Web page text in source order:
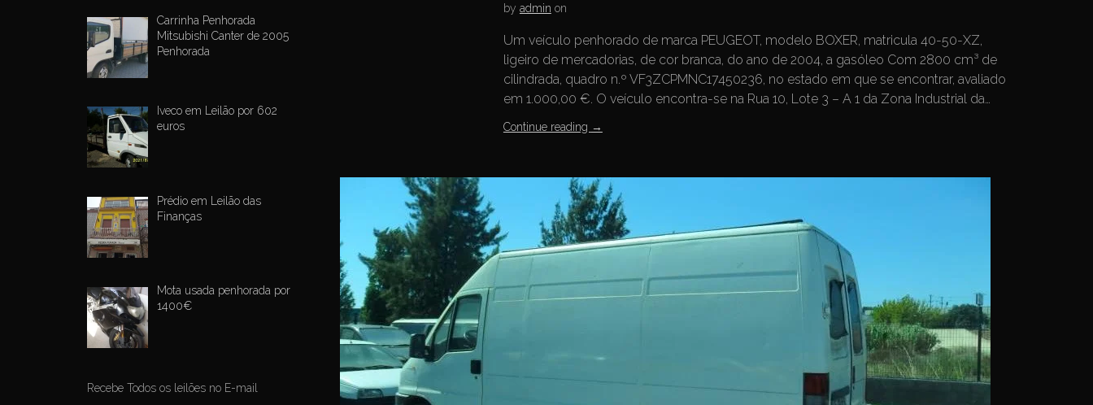
by admin on
Um veículo penhorado de marca PEUGEOT, modelo BOXER, matricula 40-50-XZ,
ligeiro de mercadorias, de cor branca, do ano de 2004, a gasóleo Com 2800 cm³ de
cilindrada, quadro n.º VF3ZCPMNC17450236, no estado em que se encontrar, avaliado
em 1.000,00 €. O veículo encontra-se na Rua 10, Lote 3 – A 1 da Zona Industrial da…
Continue reading →
Carrinha Penhorada
Mitsubishi Canter de 2005
Penhorada
Iveco em Leilão por 602
euros
Prédio em Leilão das
Finanças
Mota usada penhorada por
1400€
Recebe Todos os leilões no E-mail